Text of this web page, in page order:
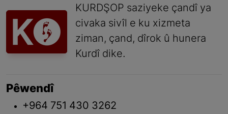
KURDŞOP saziyeke çandî ya
civaka sivîl e ku xizmeta
ziman, çand, dîrok û hunera
Kurdî dike.
Pêwendî
+964 751 430 3262